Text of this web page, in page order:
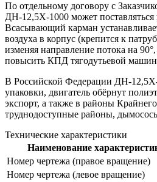
По отдельному договору с
ДН-12,5Х-1000 может
Всасывающий карман
воздуха в корпус (крепится к
изменяя направление потока на
повысить КПД тягодутьевой
В Российской Федерации ДН-12,5Х-
упаковки, двигатель обёрнут
экспорт, а также в районы
труднодоступные районы,
Технические характеристики
Наименование
Номер чертежа (правое вращение)
Номер чертежа (левое вращение)